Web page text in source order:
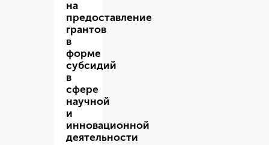
на
предоставление
грантов
в
форме
субсидий
в
сфере
научной
и
инновационной
деятельности